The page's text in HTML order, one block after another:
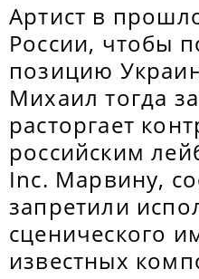
Артист в
России, чтобы
позицию
Михаил тогда
расторгает
российским
Inc. Марвину,
запретили
сценического
известных